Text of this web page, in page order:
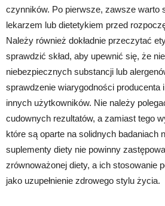
czynników. Po pierwsze, zawsze warto
lekarzem lub dietetykiem przed
Należy również dokładnie przeczytać
sprawdzić skład, aby upewnić się, że
niebezpiecznych substancji lub
sprawdzenie wiarygodności producenta
innych użytkowników. Nie należy
cudownych rezultatów, a zamiast tego
które są oparte na solidnych badaniach
suplementy diety nie powinny
zrównoważonej diety, a ich stosowanie
jako uzupełnienie zdrowego stylu życia.